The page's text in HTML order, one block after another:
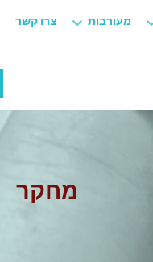
מעורבות צרו קשר
מחקר